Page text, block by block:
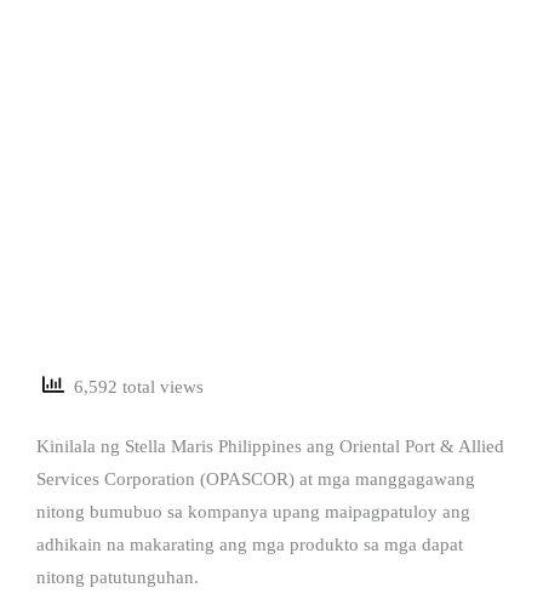
6,592 total views
Kinilala ng Stella Maris Philippines ang Oriental Port & Allied
Services Corporation (OPASCOR) at mga manggagawang
nitong bumubuo sa kompanya upang maipagpatuloy ang
adhikain na makarating ang mga produkto sa mga dapat
nitong patutunguhan.